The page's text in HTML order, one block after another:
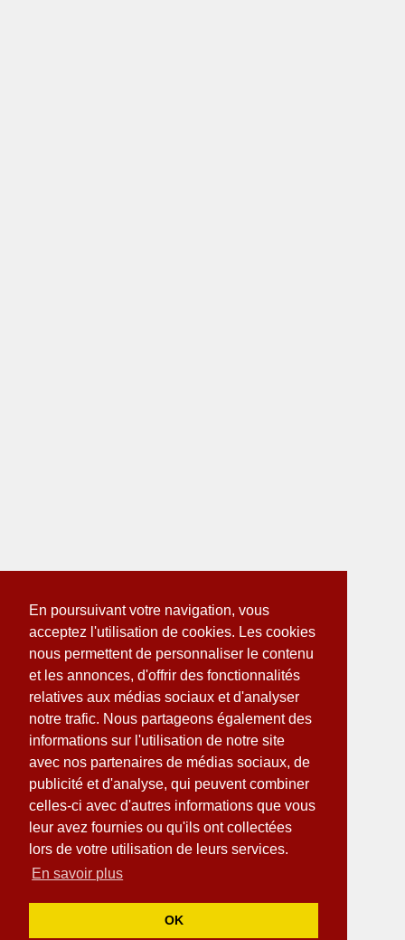
En poursuivant votre navigation, vous
acceptez l'utilisation de cookies. Les cookies
nous permettent de personnaliser le contenu
et les annonces, d'offrir des fonctionnalités
relatives aux médias sociaux et d'analyser
notre trafic. Nous partageons également des
informations sur l'utilisation de notre site
avec nos partenaires de médias sociaux, de
publicité et d'analyse, qui peuvent combiner
celles-ci avec d'autres informations que vous
leur avez fournies ou qu'ils ont collectées
lors de votre utilisation de leurs services.
En savoir plus
OK